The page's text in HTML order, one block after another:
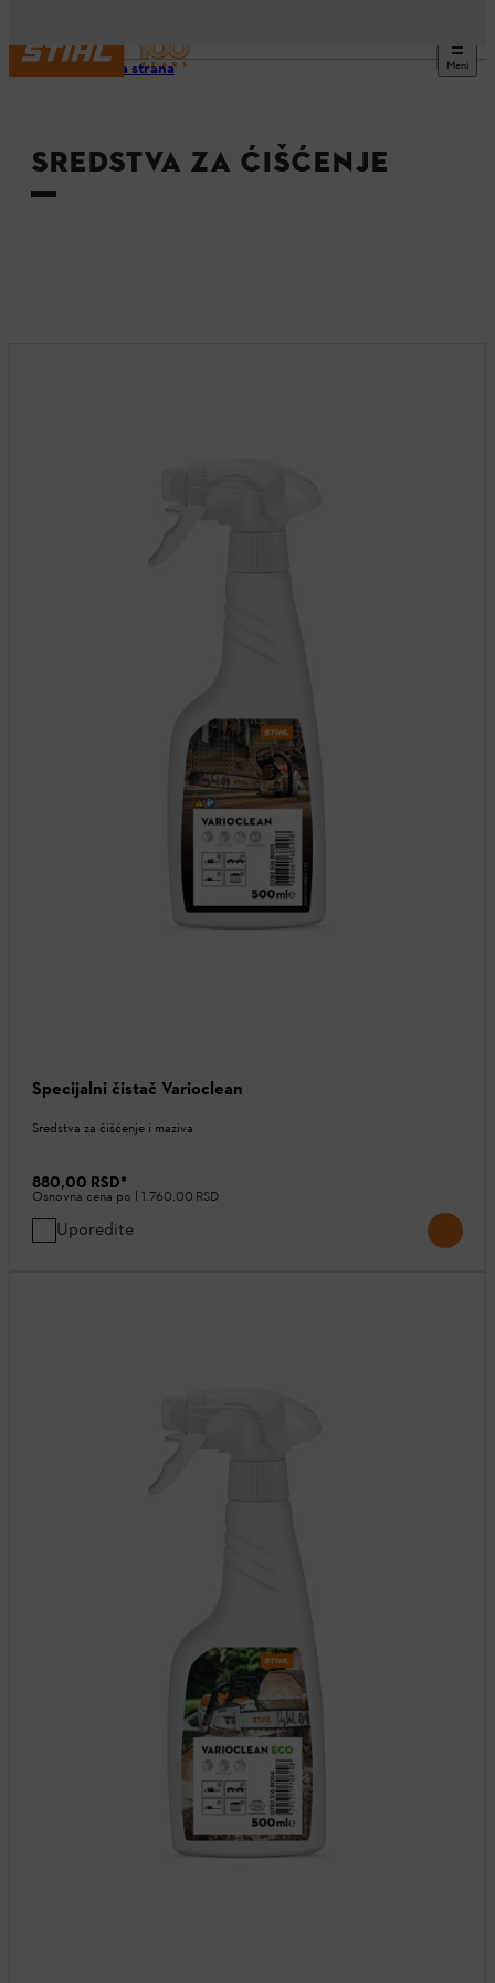
Meni
Početna strana
SREDSTVA ZA ĆIŠĆENJE
Specijalni čistač Varioclean
Sredstva za čišćenje i maziva
880,00 RSD*
Osnovna cena po l 1.760,00 RSD
Uporedite